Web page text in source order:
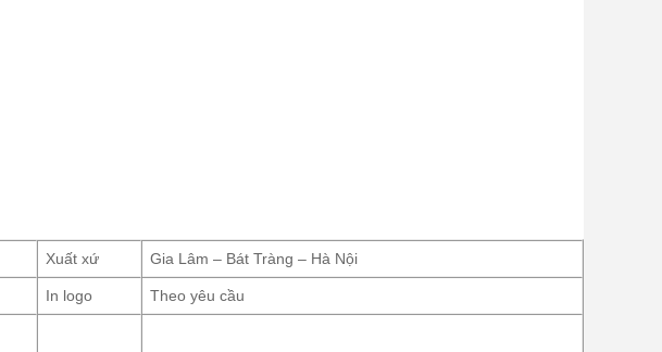
Xuất xứ Gia Lâm – Bát Tràng – Hà Nội
In logo Theo yêu cầu